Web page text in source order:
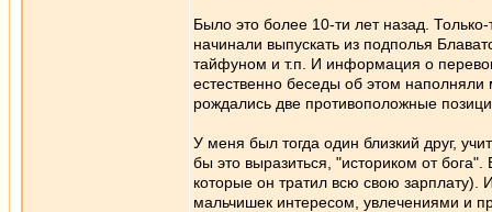
Было это более 10-ти лет назад. Только-
начинали выпускать из подполья
тайфуном и т.п. И информация о
естественно беседы об этом
рождались две противоположные
У меня был тогда один близкий друг,
бы это выразиться, "историком от
которые он тратил всю свою
мальчишек интересом, увлечениями и